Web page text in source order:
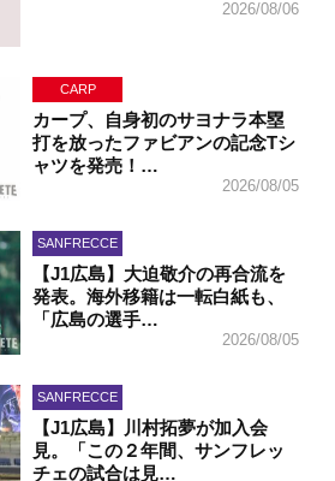
2026/08/06
CARP
カープ、自身初のサヨナラ本塁
打を放ったファビアンの記念Tシ
ャツを発売！…
2026/08/05
SANFRECCE
【J1広島】大迫敬介の再合流を
発表。海外移籍は一転白紙も、
「広島の選手…
2026/08/05
SANFRECCE
【J1広島】川村拓夢が加入会
見。「この２年間、サンフレッ
チェの試合は見…